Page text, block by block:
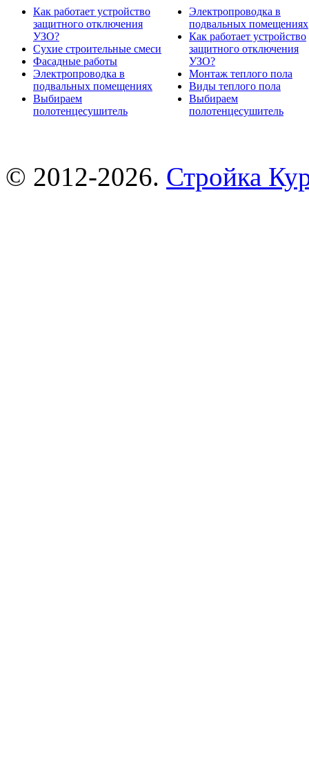
Как работает устройство
защитного отключения
УЗО?
Сухие строительные смеси
Фасадные работы
Электропроводка в
подвальных помещениях
Выбираем
полотенцесушитель
Электропроводка в
подвальных помещениях
Как работает устройство
защитного отключения
УЗО?
Монтаж теплого пола
Виды теплого пола
Выбираем
полотенцесушитель
© 2012-2026. Стройка